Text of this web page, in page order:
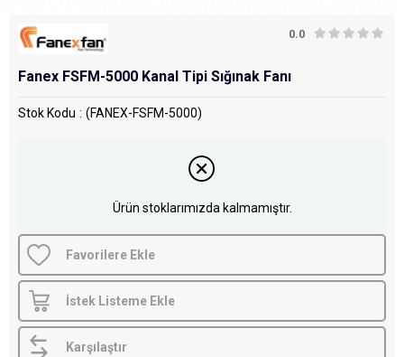
0.0
Fanex FSFM-5000 Kanal Tipi Sığınak Fanı
Stok Kodu (FANEX-FSFM-5000)
Ürün stoklarımızda kalmamıştır.
Favorilere Ekle
İstek Listeme Ekle
Karşılaştır